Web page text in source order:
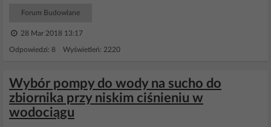
Forum Budowlane
28 Mar 2018 13:17
Odpowiedzi: 8 Wyświetleń: 2220
Wybór pompy do wody na sucho do
zbiornika przy niskim ciśnieniu w
wodociągu